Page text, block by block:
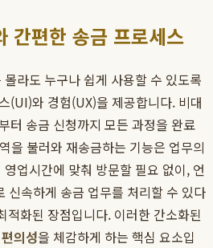
간편한 송금 프로세스
라도 누구나 쉽게 사용할 수 있도록
(UI)와 경험(UX)을 제공합니다. 비대
터 송금 신청까지 모든 과정을 완료
을 불러와 재송금하는 기능은 업무의
업시간에 맞춰 방문할 필요 없이, 언
신속하게 송금 업무를 처리할 수 있다
적화된 장점입니다. 이러한 간소화된
의성을 체감하게 하는 핵심 요소입